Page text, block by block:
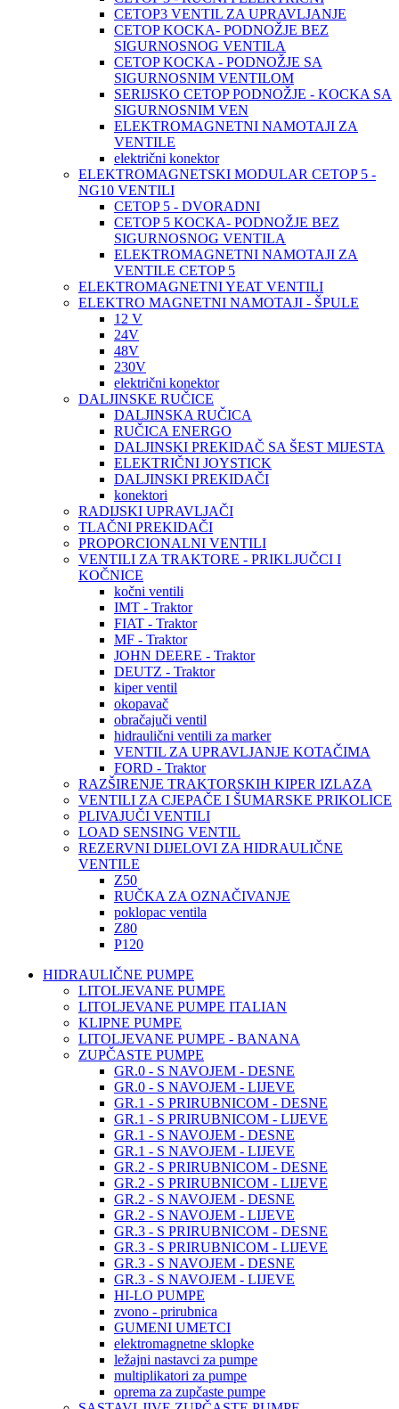
CETOP3 VENTIL ZA UPRAVLJANJE
CETOP KOCKA- PODNOŽJE BEZ
SIGURNOSNOG VENTILA
CETOP KOCKA - PODNOŽJE SA
SIGURNOSNIM VENTILOM
SERIJSKO CETOP PODNOŽJE - KOCKA SA
SIGURNOSNIM VEN
ELEKTROMAGNETNI NAMOTAJI ZA
VENTILE
električni konektor
ELEKTROMAGNETSKI MODULAR CETOP 5 -
NG10 VENTILI
CETOP 5 - DVORADNI
CETOP 5 KOCKA- PODNOŽJE BEZ
SIGURNOSNOG VENTILA
ELEKTROMAGNETNI NAMOTAJI ZA
VENTILE CETOP 5
ELEKTROMAGNETNI YEAT VENTILI
ELEKTRO MAGNETNI NAMOTAJI - ŠPULE
12 V
24V
48V
230V
električni konektor
DALJINSKE RUČICE
DALJINSKA RUČICA
RUČICA ENERGO
DALJINSKI PREKIDAČ SA ŠEST MIJESTA
ELEKTRIČNI JOYSTICK
DALJINSKI PREKIDAČI
konektori
RADIJSKI UPRAVLJAČI
TLAČNI PREKIDAČI
PROPORCIONALNI VENTILI
VENTILI ZA TRAKTORE - PRIKLJUČCI I
KOČNICE
kočni ventili
IMT - Traktor
FIAT - Traktor
MF - Traktor
JOHN DEERE - Traktor
DEUTZ - Traktor
kiper ventil
okopavač
obračajuči ventil
hidraulični ventili za marker
VENTIL ZA UPRAVLJANJE KOTAČIMA
FORD - Traktor
RAZŠIRENJE TRAKTORSKIH KIPER IZLAZA
VENTILI ZA CJEPAČE I ŠUMARSKE PRIKOLICE
PLIVAJUČI VENTILI
LOAD SENSING VENTIL
REZERVNI DIJELOVI ZA HIDRAULIČNE
VENTILE
Z50
RUČKA ZA OZNAČIVANJE
poklopac ventila
Z80
P120
HIDRAULIČNE PUMPE
LITOLJEVANE PUMPE
LITOLJEVANE PUMPE ITALIAN
KLIPNE PUMPE
LITOLJEVANE PUMPE - BANANA
ZUPČASTE PUMPE
GR.0 - S NAVOJEM - DESNE
GR.0 - S NAVOJEM - LIJEVE
GR.1 - S PRIRUBNICOM - DESNE
GR.1 - S PRIRUBNICOM - LIJEVE
GR.1 - S NAVOJEM - DESNE
GR.1 - S NAVOJEM - LIJEVE
GR.2 - S PRIRUBNICOM - DESNE
GR.2 - S PRIRUBNICOM - LIJEVE
GR.2 - S NAVOJEM - DESNE
GR.2 - S NAVOJEM - LIJEVE
GR.3 - S PRIRUBNICOM - DESNE
GR.3 - S PRIRUBNICOM - LIJEVE
GR.3 - S NAVOJEM - DESNE
GR.3 - S NAVOJEM - LIJEVE
HI-LO PUMPE
zvono - prirubnica
GUMENI UMETCI
elektromagnetne sklopke
ležajni nastavci za pumpe
multiplikatori za pumpe
oprema za zupčaste pumpe